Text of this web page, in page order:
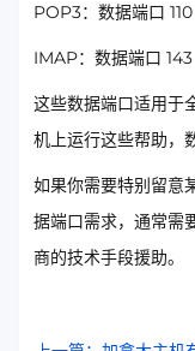
POP3：数据端口 110
IMAP：数据端口 143
这些数据端口适用于
机上运行这些帮助，
如果你需要特别留意
据端口需求，通常需
商的技术手段援助。